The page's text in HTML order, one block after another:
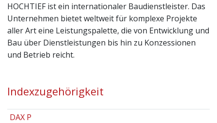
HOCHTIEF ist ein internationaler Baudienstleister. Das
Unternehmen bietet weltweit für komplexe Projekte
aller Art eine Leistungspalette, die von Entwicklung und
Bau über Dienstleistungen bis hin zu Konzessionen
und Betrieb reicht.
Indexzugehörigkeit
DAX P